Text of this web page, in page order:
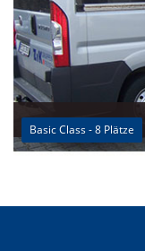
Basic Class - 8 Plätze